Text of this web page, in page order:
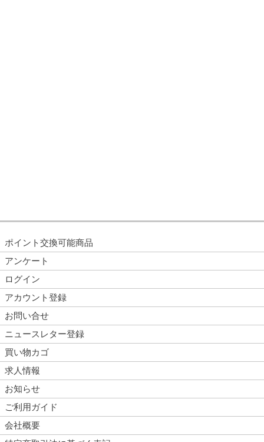
ポイント交換可能商品
アンケート
ログイン
アカウント登録
お問い合せ
ニュースレター登録
買い物カゴ
求人情報
お知らせ
ご利用ガイド
会社概要